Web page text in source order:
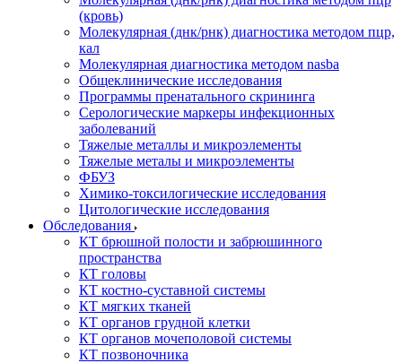
(кровь)
Молекулярная (днк/рнк) диагностика методом пцр,
кал
Молекулярная диагностика методом nasba
Общеклинические исследования
Программы пренатального скрининга
Серологические маркеры инфекционных
заболеваний
Тяжелые металлы и микроэлементы
Тяжелые металы и микроэлементы
ФБУЗ
Химико-токсилогические исследования
Цитологические исследования
Обследования
КТ брюшной полости и забрюшинного
пространства
КТ головы
КТ костно-суставной системы
КТ мягких тканей
КТ органов грудной клетки
КТ органов мочеполовой системы
КТ позвоночника